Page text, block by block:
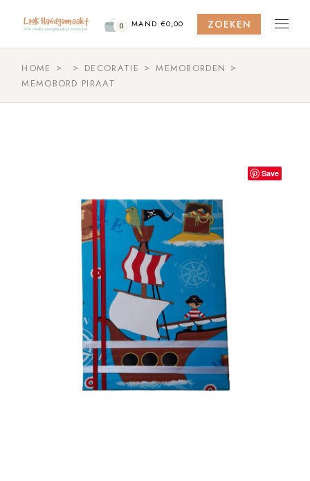
content
0 MAND €0,00 ZOEKEN
HOME DECORATIE
MEMOBORDEN
MEMOBORD PIRAAT
Save